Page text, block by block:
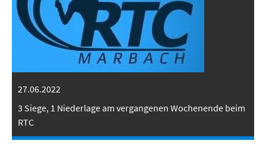
27.06.2022
3 Siege, 1 Niederlage am vergangenen Wochenende beim
RTC